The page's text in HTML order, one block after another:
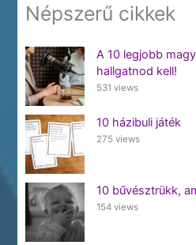
Népszerű cikkek
A 10 legjobb
hallgatnod kell!
531 views
10 házibuli játék
275 views
10 bűvésztrükk,
154 views